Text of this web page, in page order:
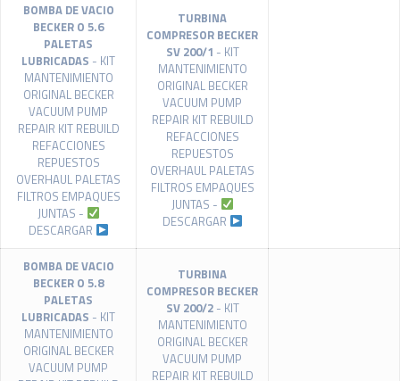
BOMBA DE VACIO
BECKER O 5.6
PALETAS
LUBRICADAS - KIT
MANTENIMIENTO
ORIGINAL BECKER
VACUUM PUMP
REPAIR KIT REBUILD
REFACCIONES
REPUESTOS
OVERHAUL PALETAS
FILTROS EMPAQUES
JUNTAS -
DESCARGAR
TURBINA
COMPRESOR BECKER
SV 200/1 - KIT
MANTENIMIENTO
ORIGINAL BECKER
VACUUM PUMP
REPAIR KIT REBUILD
REFACCIONES
REPUESTOS
OVERHAUL PALETAS
FILTROS EMPAQUES
JUNTAS -
DESCARGAR
BOMBA DE VACIO
BECKER O 5.8
PALETAS
LUBRICADAS - KIT
MANTENIMIENTO
ORIGINAL BECKER
VACUUM PUMP
TURBINA
COMPRESOR BECKER
SV 200/2- KIT
MANTENIMIENTO
ORIGINAL BECKER
VACUUM PUMP
REPAIR KIT REBUILD